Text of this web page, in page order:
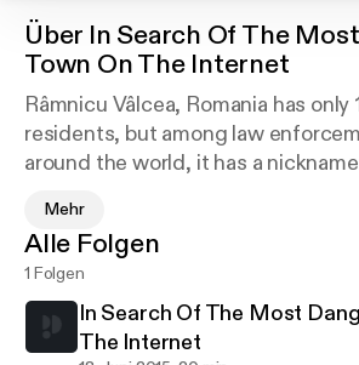
Über In Search Of The
Town On The Internet
Râmnicu Vâlcea, Romania has
residents, but among law
around the world, it has a
by Romanian hackers. Convicted
nicknames like Guccifer and
caught breaking into the email
Hillary Clinton and George W.
just the beginning. The world is
Mehr
Alle Folgen
1 Folgen
In Search Of The Most
The Internet